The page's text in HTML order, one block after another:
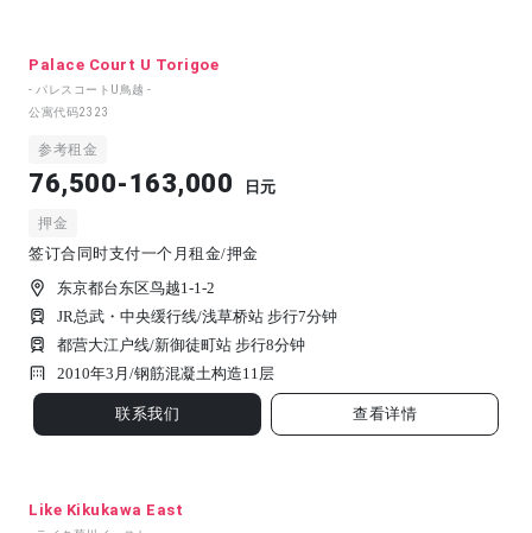
Palace Court U Torigoe
- パレスコートU鳥越 -
公寓代码2323
参考租金
76,500-163,000 日元
押金
签订合同时支付一个月租金/押金
东京都台东区鸟越1-1-2
JR总武・中央缓行线/浅草桥站 步行7分钟
都营大江户线/新御徒町站 步行8分钟
2010年3月/钢筋混凝土构造11 层
联系我们 查看详情
Like Kikukawa East